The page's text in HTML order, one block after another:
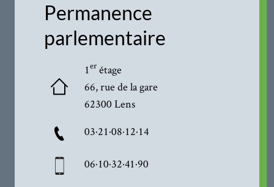
Permanence
parlementaire
1erétage
66, rue de la gare
62300 Lens
03·21·08·12·14
06·10·32·41·90